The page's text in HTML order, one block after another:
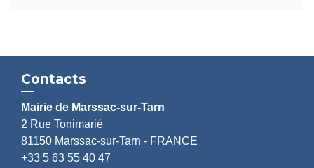
Contacts
Mairie de Marssac-sur-Tarn
2 Rue Tonimarié
81150 Marssac-sur-Tarn - FRANCE
+33 5 63 55 40 47